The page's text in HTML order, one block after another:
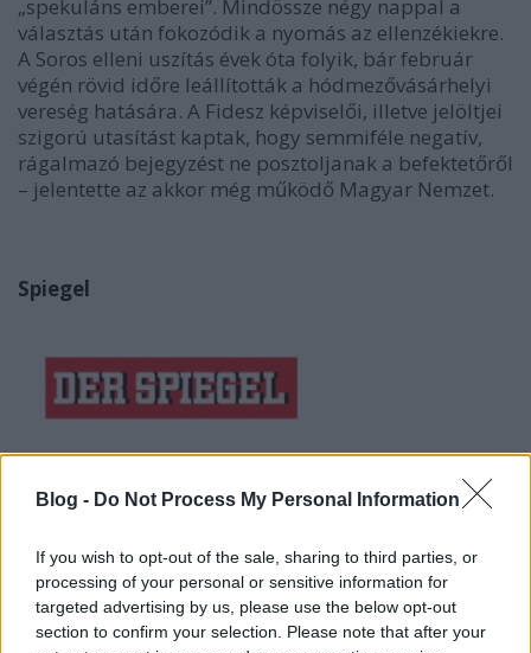
Blog - Do Not Process My Personal Information
If you wish to opt-out of the sale, sharing to third parties, or
processing of your personal or sensitive information for
targeted advertising by us, please use the below opt-out
section to confirm your selection. Please note that after your
„spekuláns emberei”. Mindössze négy nappal a
választás után fokozódik a nyomás az ellenzékiekre.
A Soros elleni uszítás évek óta folyik, bár február
végén rövid időre leállították a hódmezővásárhelyi
vereség hatására. A Fidesz képviselői, illetve jelöltjei
szigorú utasítást kaptak, hogy semmiféle negatív,
rágalmazó bejegyzést ne posztoljanak a befektetőről
– jelentette az akkor még működő Magyar Nemzet.
Spiegel
Heller Ágnes aggódik Magyarországért, mertOrbán
Európát is veszélyeztetheti
. A filozófusnú
fenntartja, hogy az ellenzék együttes erővel le tudta
volna győzni a Fideszt, ehelyett azonban az
ideológiai ellentétről vitázott. Ám ezt a vezetői majd